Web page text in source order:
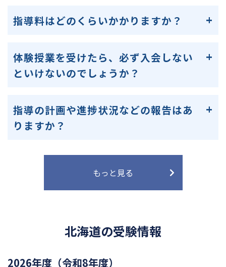
指導料はどのくらいかかりますか？
体験授業を受けたら、必ず入会しない
といけないのでしょうか？
指導の計画や進捗状況などの報告はあ
りますか？
もっと見る
北海道の受験情報
2026年度（令和8年度）